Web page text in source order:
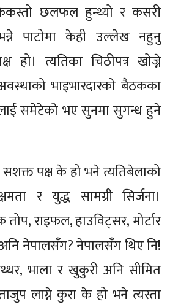
छलफल हुन्थ्यो र कसरी
भन्ने पाटोमा केही उल्लेख नहुनु
हो। त्यतिका चिठीपत्र खोज्ने
भाइभारदारको बैठकका
समेटेको भए सुनमा सुगन्ध हुने
पक्ष के हो भने त्यतिबेलाको
र युद्ध सामग्री सिर्जना।
राइफल, हाउविट्सर, मोर्टार
नेपालसँग? नेपालसँग थिए नि!
भाला र खुकुरी अनि सीमित
लाग्ने कुरा के हो भने त्यस्ता